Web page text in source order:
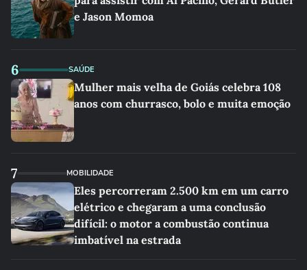
e Jason Momoa
6 SAÚDE
Mulher mais velha de Goiás celebra 108
anos com churrasco, bolo e muita emoção
7 MOBILIDADE
Eles percorreram 2.500 km em um carro
elétrico e chegaram a uma conclusão
difícil: o motor a combustão continua
imbatível na estrada